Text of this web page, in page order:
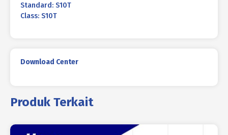
Standard: S10T
Class: S10T
Download Center
Produk Terkait